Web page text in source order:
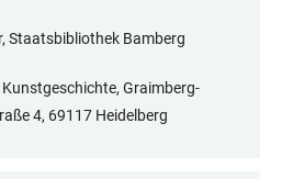
Staatsbibliothek Bamberg
Graimberg-
4, 69117 Heidelberg